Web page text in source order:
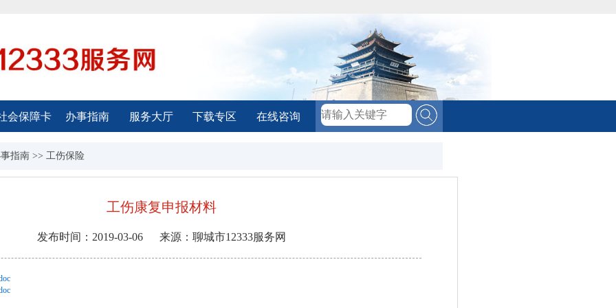
会保障卡 办事指南 服务大厅 下载专区 在线咨询
指南 >> 工伤保险
工伤康复申报材料
发布时间： 2019-03-06 来源： 聊城市12333服务网